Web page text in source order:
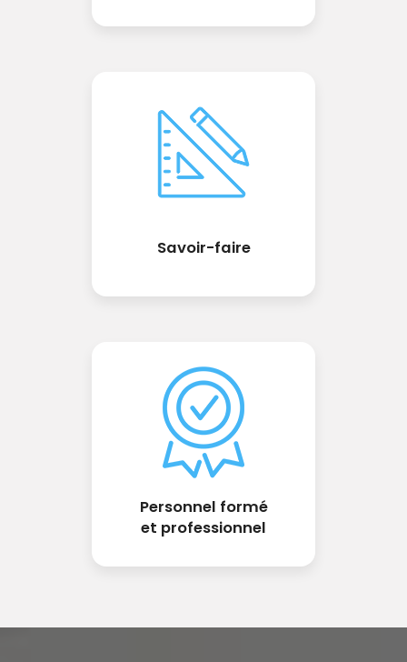
Savoir-faire
Personnel formé
et professionnel